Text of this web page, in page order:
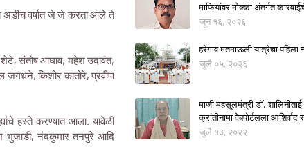
अडीच वर्षात जे जे करता आले ते
शेटे, संतोष आघाव, महेश उदावंत,
किशोर कातोरे, प्रवीण
हस्ते करण्यात आला. यावेळी
नंदकुमार तनपुरे आदि
माफियांवर मोक्का अंतर्गत
जून १६, २०२६
हरेगाव मतमाऊली यात्रेचा पहिला
जुलै ०५, २०२६
माजी महसूलमंत्री डॉ.
क्रांतीनामा वेबपोर्टलला आशिर्वाद
जुलै १३, २०२२